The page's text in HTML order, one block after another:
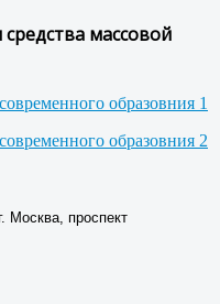
массовой
Москва, проспект